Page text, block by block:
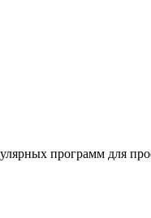
программ для